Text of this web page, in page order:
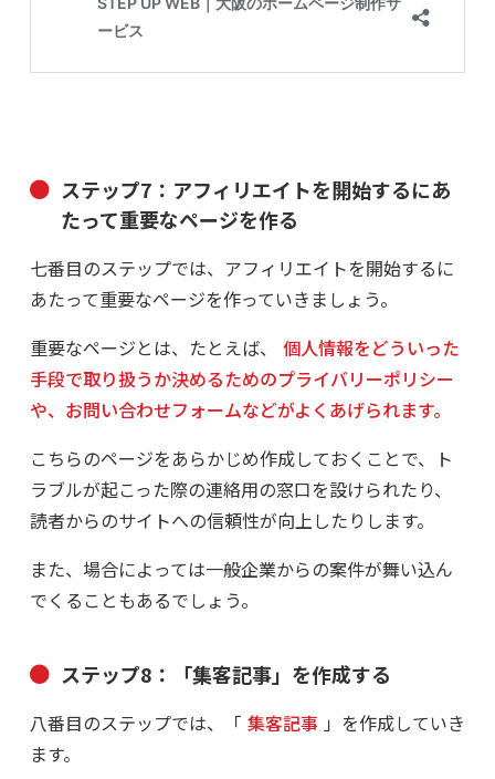
ステップ7：アフィリエイトを開始するにあ
たって重要なページを作る
七番目のステップでは、アフィリエイトを開始するに
あたって重要なページを作っていきましょう。
重要なページとは、たとえば、
個人情報をどういった
手段で取り扱うか決めるためのプライバリーポリシー
や、お問い合わせフォームなどがよくあげられます。
こちらのページをあらかじめ作成しておくことで、ト
ラブルが起こった際の連絡用の窓口を設けられたり、
読者からのサイトへの信頼性が向上したりします。
また、場合によっては一般企業からの案件が舞い込ん
でくることもあるでしょう。
ステップ8：「集客記事」を作成する
八番目のステップでは、「 集客記事 」を作成していき
ます。